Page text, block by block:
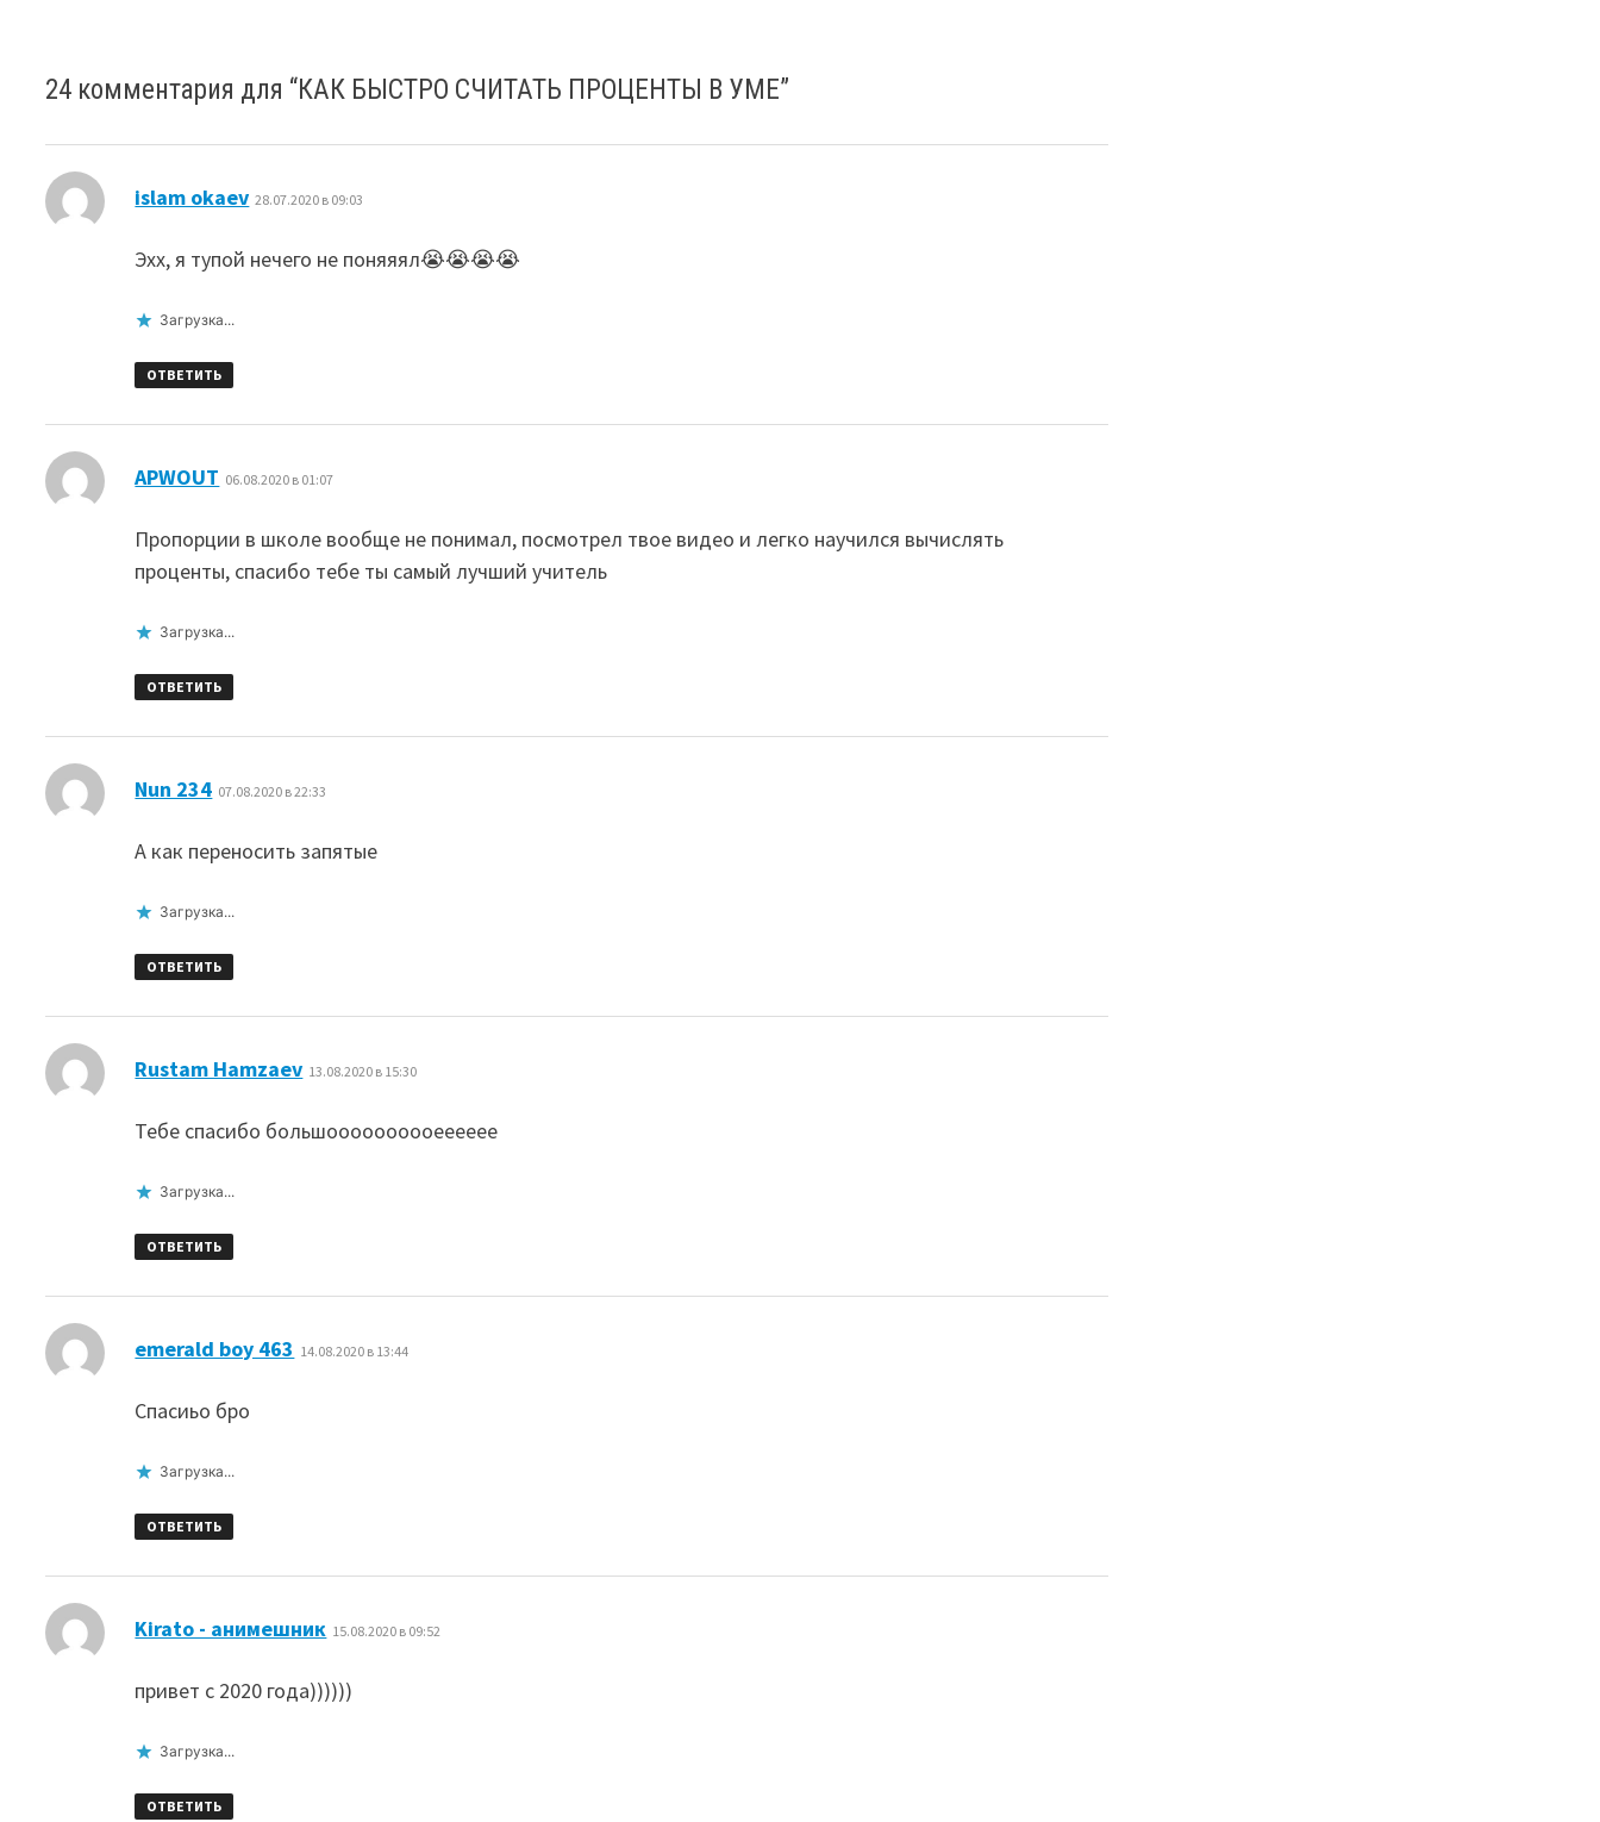
24 комментария для “КАК БЫСТРО СЧИТАТЬ ПРОЦЕНТЫ В УМЕ”
islam okaev 28.07.2020 в 09:03
Эхх, я тупой нечего не поняяял😭😭😭😭
Загрузка...
ОТВЕТИТЬ
APWOUT 06.08.2020 в 01:07
Пропорции в школе вообще не понимал, посмотрел твое видео и легко научился вычислять
проценты, спасибо тебе ты самый лучший учитель
Загрузка...
ОТВЕТИТЬ
Nun 234 07.08.2020 в 22:33
А как переносить запятые
Загрузка...
ОТВЕТИТЬ
Rustam Hamzaev 13.08.2020 в 15:30
Тебе спасибо большоооооооооееееее
Загрузка...
ОТВЕТИТЬ
emerald boy 463 14.08.2020 в 13:44
Спасиьо бро
Загрузка...
ОТВЕТИТЬ
Kirato - анимешник 15.08.2020 в 09:52
привет с 2020 года))))))
Загрузка...
ОТВЕТИТЬ